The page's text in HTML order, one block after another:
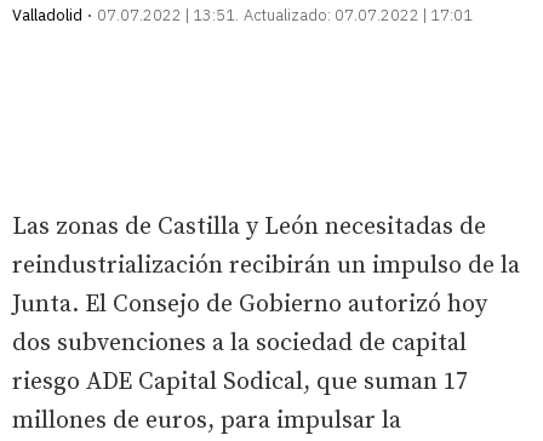
Valladolid
07.07.2022 | 13:51 Actualizado: 07.07.2022 | 17:01
Las zonas de Castilla y León necesitadas de
reindustrialización recibirán un impulso de la
Junta. El Consejo de Gobierno autorizó hoy
dos subvenciones a la sociedad de capital
riesgo ADE Capital Sodical, que suman 17
millones de euros, para impulsar la